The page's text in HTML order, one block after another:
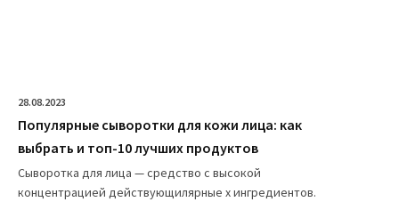
28.08.2023
Популярные сыворотки для кожи лица: как
выбрать и топ-10 лучших продуктов
Сыворотка для лица — средство с высокой
концентрацией действующилярные х ингредиентов.